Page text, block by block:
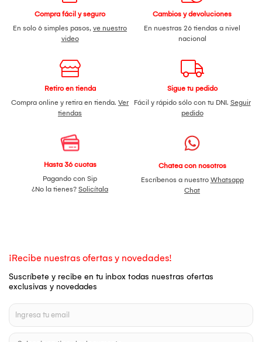
Compra fácil y seguro
En solo 6 simples pasos, ve nuestro
video
Cambios y devoluciones
En nuestras 26 tiendas a nivel
nacional
Retiro en tienda
Compra online y retira en tienda. Ver
tiendas
Sigue tu pedido
Fácil y rápido sólo con tu DNI. Seguir
pedido
Hasta 36 cuotas
Pagando con Sip
¿No la tienes? Solicítala
Chatea con nosotros
Escríbenos a nuestro Whatsapp
Chat
¡Recibe nuestras ofertas y novedades!
Suscríbete y recibe en tu inbox todas nuestras ofertas
exclusivas y novedades